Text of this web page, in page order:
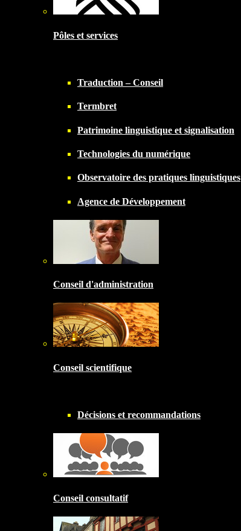
Pôles et services
Traduction – Conseil
Termbret
Patrimoine linguistique et signalisation
Technologies du numérique
Observatoire des pratiques linguistiques
Agence de Développement
Conseil d'administration
Conseil scientifique
Décisions et recommandations
Conseil consultatif